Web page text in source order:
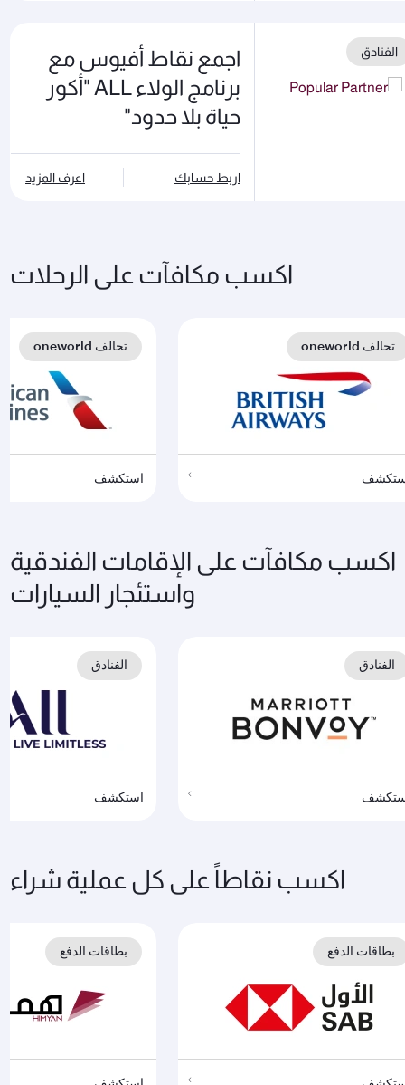
الفنادق
اجمع نقاط أفيوس مع
برنامج الولاء ALL "أكور
حياة بلا حدود"
اربط حسابك اعرف المزيد
اكسب مكافآت على الرحلات
تحالف oneworld
استكشف
تحالف oneworld
اكسب مكافآت على الإقامات الفندقية
واستئجار السيارات
الفنادق
استكشف
الفنادق
اكسب نقاطاً على كل عملية شراء
بطاقات الدفع بطاقات الدفع